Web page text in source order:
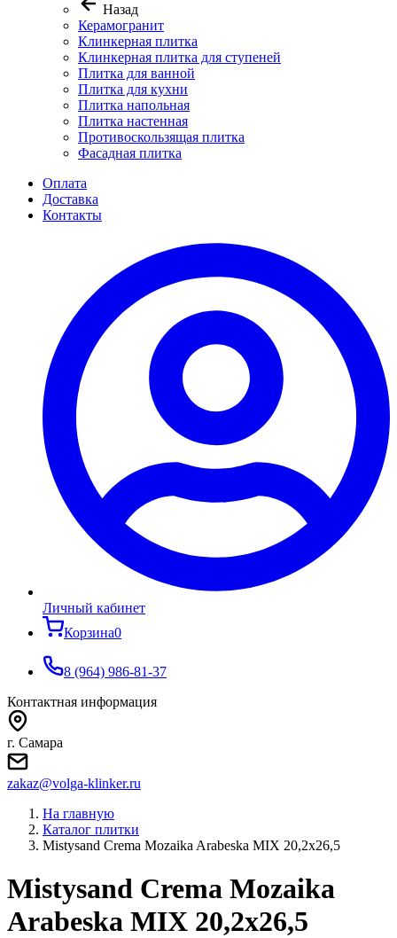
Назад
Керамогранит
Клинкерная плитка
Клинкерная плитка для ступеней
Плитка для ванной
Плитка для кухни
Плитка напольная
Плитка настенная
Противоскользящая плитка
Фасадная плитка
Оплата
Доставка
Контакты
Личный кабинет
Корзина0
8 (964) 986-81-37
Контактная информация
г. Самара
zakaz@volga-klinker.ru
На главную
Каталог плитки
Mistysand Crema Mozaika Arabeska MIX 20,2x26,5
Mistysand Crema Mozaika
Arabeska MIX 20,2x26,5